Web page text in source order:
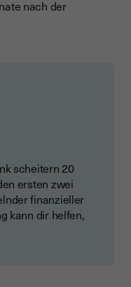
nach der
scheitern 20
ersten zwei
finanzieller
kann dir helfen,